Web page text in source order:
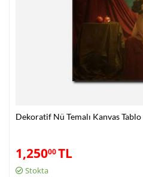
Dekoratif Nü Temalı Kanvas Tablo
1,25000TL
Stokta